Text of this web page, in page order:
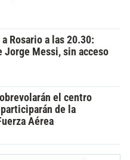
Rosario a las 20.30:
Messi, sin acceso
el centro
de la
Aérea